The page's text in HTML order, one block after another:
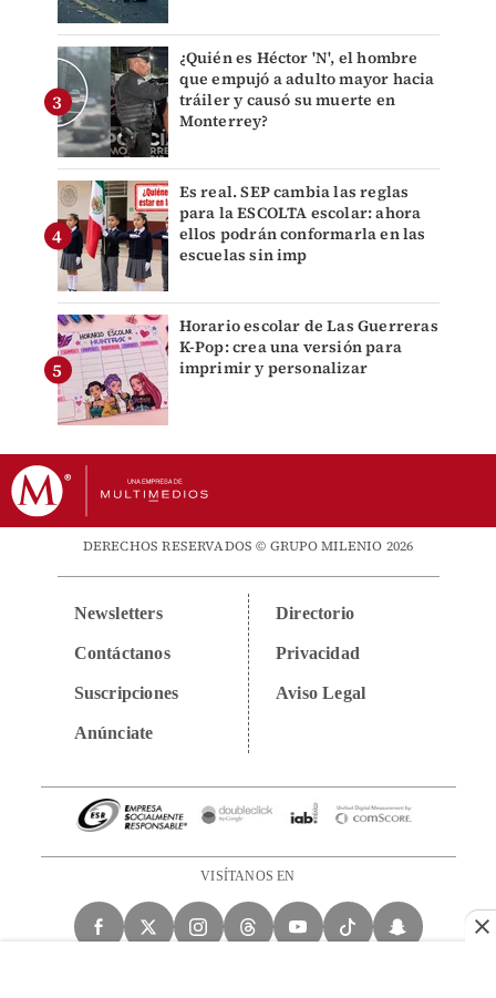
¿Quién es Héctor 'N', el hombre
que empujó a adulto mayor hacia
tráiler y causó su muerte en
Monterrey?
Es real. SEP cambia las reglas
para la ESCOLTA escolar: ahora
ellos podrán conformarla en las
escuelas sin imp
Horario escolar de Las Guerreras
K-Pop: crea una versión para
imprimir y personalizar
DERECHOS RESERVADOS © GRUPO MILENIO 2026
Newsletters
Contáctanos
Suscripciones
Anúnciate
Directorio
Privacidad
Aviso Legal
VISÍTANOS EN